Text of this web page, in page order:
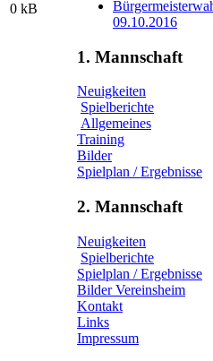
09.10.2016
1. Mannschaft
Neuigkeiten
Spielberichte
Allgemeines
Training
Bilder
Spielplan / Ergebnisse
2. Mannschaft
Neuigkeiten
Spielberichte
Spielplan / Ergebnisse
Bilder Vereinsheim
Kontakt
Links
Impressum